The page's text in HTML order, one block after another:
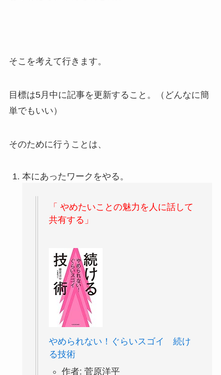
そこを考えて行きます。
目標は5月中に記事を更新すること。（どんなに簡
単でもいい）
そのために行うことは、
本にあったワークをやる。
「 やめたいことの魅力を人に話して
共有する」
やめられない！ぐらいスゴイ 続け
る技術
作者: 菅原洋平